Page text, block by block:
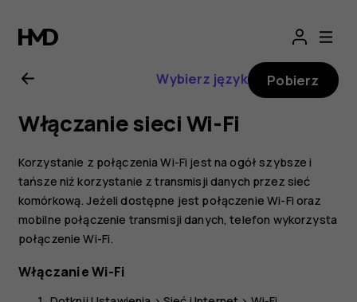
Nokia
G21
—
instrukcja
obsługi
Wybierz język Pobierz
Włączanie sieci Wi-Fi
Korzystanie z połączenia Wi-Fi jest na ogół szybsze i
tańsze niż korzystanie z transmisji danych przez sieć
komórkową. Jeżeli dostępne jest połączenie Wi-Fi oraz
mobilne połączenie transmisji danych, telefon wykorzysta
połączenie Wi-Fi.
Włączanie Wi-Fi